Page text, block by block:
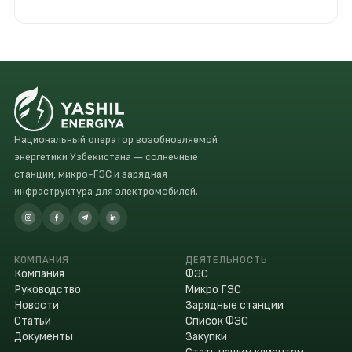
Национальный оператор возобновляемой
энергетики Узбекистана — солнечные
станции, микро-ГЭС и зарядная
инфраструктура для электромобилей.
КОМПАНИЯ
Компания
Руководство
Новости
Статьи
Документы
ДЕЯТЕЛЬНОСТЬ
ФЭС
Микро ГЭС
Зарядные станции
Список ФЭС
Закупки